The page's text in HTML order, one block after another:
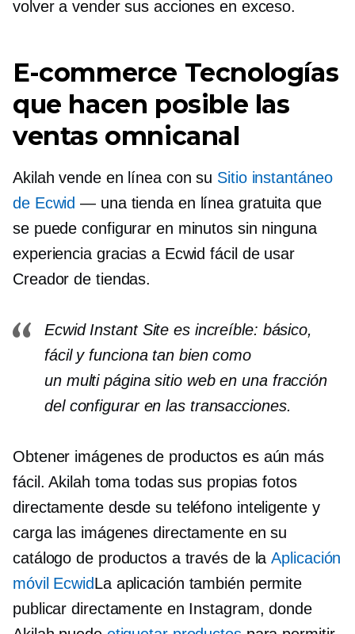
volver a vender sus acciones en exceso.
E-commerce Tecnologías
que hacen posible las
ventas omnicanal
Akilah vende en línea con su Sitio instantáneo
de Ecwid — una tienda en línea gratuita que
se puede configurar en minutos sin ninguna
experiencia gracias a Ecwidfácil de usar
Creador de tiendas.
Ecwid Instant Site es increíble: básico,
fácil y funciona tan bien como
un multi páginasitio web en una fracción
del configuraren las transacciones.
Obtener imágenes de productos es aún más
fácil. Akilah toma todas sus propias fotos
directamente desde su teléfono inteligente y
carga las imágenes directamente en su
catálogo de productos a través de laAplicación
móvil EcwidLa aplicación también permite
publicar directamente en Instagram, donde